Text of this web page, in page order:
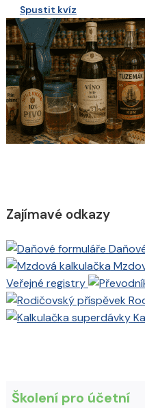
Spustit kvíz
Zajímavé odkazy
Veřejné registry
Školení pro účetní